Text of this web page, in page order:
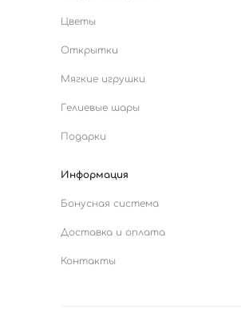
Цветы
Открытки
Мягкие игрушки
Гелиевые шары
Подарки
Информация
Бонусная система
Доставка и оплата
Контакты